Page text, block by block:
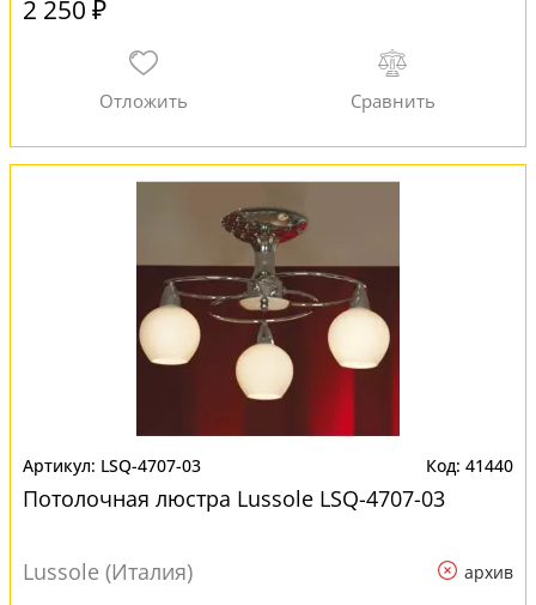
2 250 ₽
LSQ-4707-03 41440
Потолочная люстра Lussole LSQ-4707-03
Lussole (Италия) архив